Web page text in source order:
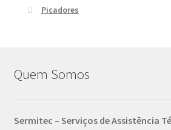
Picadores
Quem Somos
Sermitec – Serviços de Assistência